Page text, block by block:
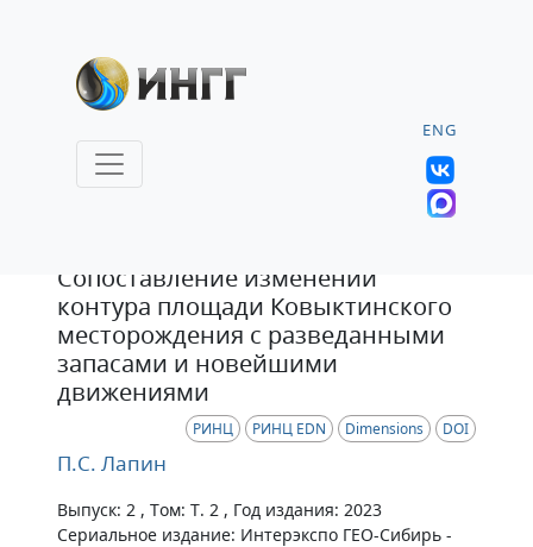
ENG
Сопоставление изменений
контура площади Ковыктинского
месторождения с разведанными
запасами и новейшими
движениями
РИНЦ РИНЦ EDN Dimensions DOI
П.С. Лапин
Выпуск: 2 , Том: Т. 2 , Год издания: 2023
Сериальное издание: Интерэкспо ГЕО-Сибирь -